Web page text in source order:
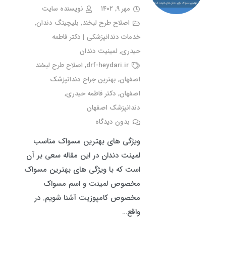
مهر ۹, ۱۴۰۲
نویسنده سایت
اصلاح طرح لبخند, بلیچینگ دندان,
خدمات دندانپزشکی | دکتر فاطمه
حیدری, لمینیت دندان
drf-heydari.ir
, اصلاح طرح لبخند
اصفهان, بهترین جراح دندانپزشک
اصفهان, دکتر فاطمه حیدری,
دندانپزشک اصفهان
بدون دیدگاه
ویژگی های بهترین مسواک مناسب
لمینت دندان در این مقاله سعی بر آن
است که با ویژگی های بهترین مسواک
مخصوص لمینت و اسم مسواک
مخصوص کامپوزیت آشنا شویم. در
واقع…